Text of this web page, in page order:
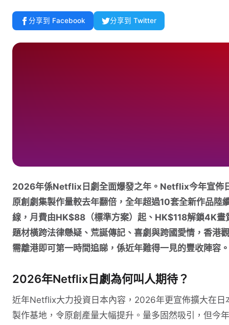
分享到 Facebook 分享到 Twitter
2026年係Netflix日劇全面爆發之年。Netflix今年宣佈
原創劇集製作量較去年翻倍，全年超過10套全新作品陸
線，月費由HK$88（標準方案）起、HK$118解鎖4K畫
題材橫跨法律懸疑、荒誕傳記、喜劇與跨國愛情，香港
需離港即可第一時間追睇，係近年難得一見的豐收陣容。
2026年Netflix日劇為何叫人期待？
近年Netflix大力投資日本內容，2026年更宣佈擴大在日
製作基地，令原創產量大幅提升。量多固然吸引，但今